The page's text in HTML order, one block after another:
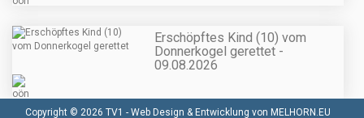
Erschöpftes Kind (10) vom
Donnerkogel gerettet -
09.08.2026
Copyright © 2026 TV1 - Web Design & Entwicklung von MELHORN.EU